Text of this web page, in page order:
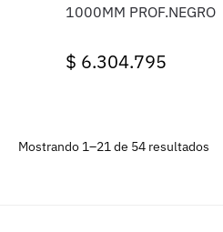
1000MM PROF.NEGRO
$ 6.304.795
Mostrando 1–21 de 54 resultados